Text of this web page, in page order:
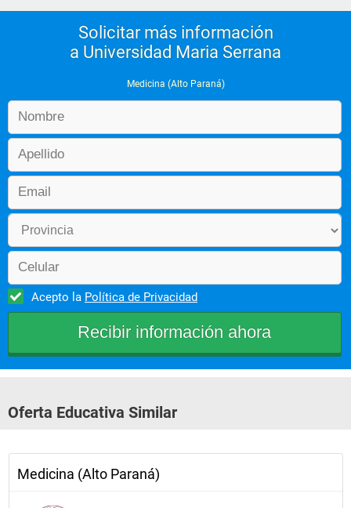
Solicitar más información
a Universidad Maria Serrana
Medicina (Alto Paraná)
Acepto la Política de Privacidad
Oferta Educativa Similar
Medicina (Alto Paraná)